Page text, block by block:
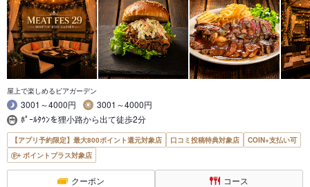
屋上で楽しめるビアガーデン
3001～4000円
3001～4000円
ﾎﾟｰﾙﾀｳﾝを狸小路から出て徒歩2分
【アプリ予約限定】最大800ポイント還元対象店 口コミ投稿特典対象店
COIN+支払い可
ポイントプラス対象店
クーポン コース